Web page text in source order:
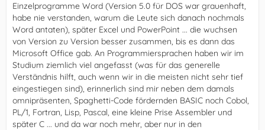
Einzelprogramme Word (Version 5.0 für DOS war grauenhaft,
habe nie verstanden, warum die Leute sich danach nochmals
Word antaten), später Excel und PowerPoint ... die wuchsen
von Version zu Version besser zusammen, bis es dann das
Microsoft Office gab. An Programmiersprachen haben wir im
Studium ziemlich viel angefasst (was für das generelle
Verständnis hilft, auch wenn wir in die meisten nicht sehr tief
eingestiegen sind), erinnerlich sind mir neben dem damals
omnipräsenten, Spaghetti-Code fördernden BASIC noch Cobol,
PL/1, Fortran, Lisp, Pascal, eine kleine Prise Assembler und
später C ... und da war noch mehr, aber nur in den